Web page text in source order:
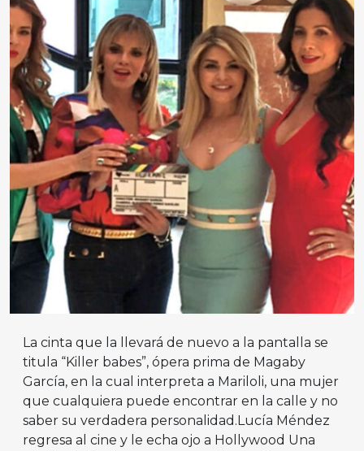
La cinta que la llevará de nuevo a la pantalla se
titula “Killer babes”, ópera prima de Magaby
García, en la cual interpreta a Mariloli, una mujer
que cualquiera puede encontrar en la calle y no
saber su verdadera personalidad.Lucía Méndez
regresa al cine y le echa ojo a Hollywood Una